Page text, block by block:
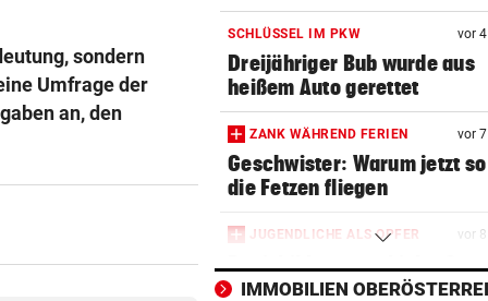
sondern
Umfrage der
an, den
SCHLÜSSEL IM PKW vor
Dreijähriger Bub wurde aus
heißem Auto gerettet
ZANK WÄHREND FERIEN vor
Geschwister: Warum jetzt
die Fetzen fliegen
JUGENDLICHE ALS OPFER vor
Penisbilder verschickt: So
reagierten die Vereine
IMMOBILIEN